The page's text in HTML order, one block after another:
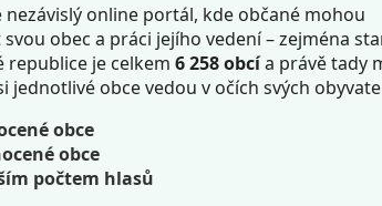
nezávislý online portál, kde občané mohou
obec a práci jejího vedení – zejména
republice je celkem 6 258 obcía právě tady
jednotlivé obce vedou v očích svých
obce
obce
počtem hlasů